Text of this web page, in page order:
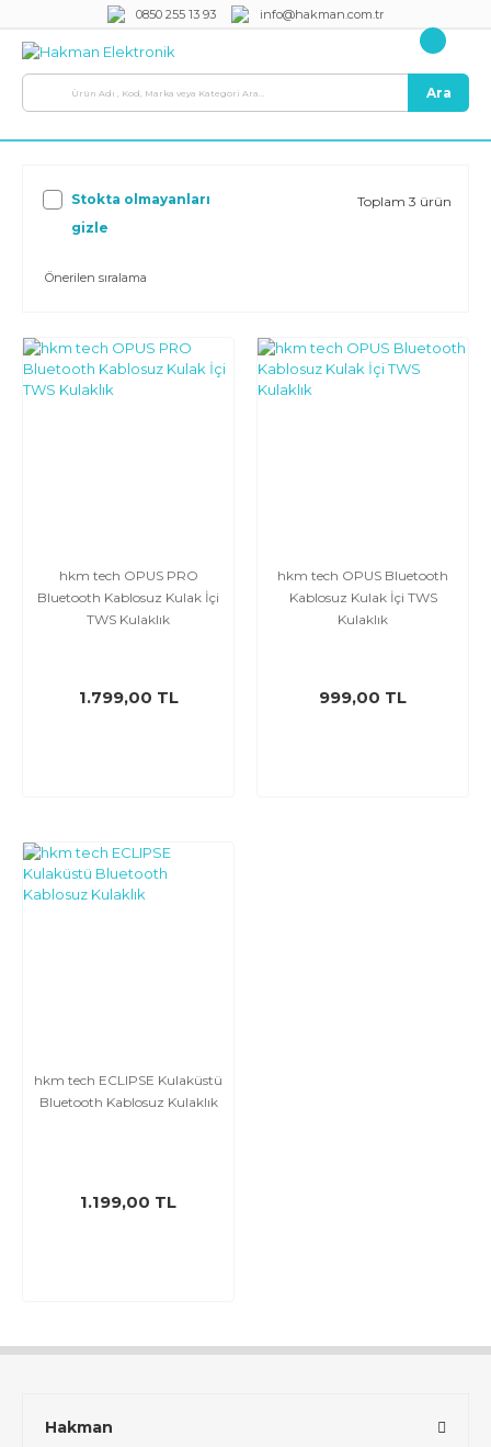
0850 255 13 93 info@hakman.com.tr
Ara
Stokta olmayanları
gizle
Toplam 3 ürün
hkm tech OPUS PRO
Bluetooth Kablosuz Kulak İçi
TWS Kulaklık
1.799,00 TL
hkm tech OPUS Bluetooth
Kablosuz Kulak İçi TWS
Kulaklık
999,00 TL
hkm tech ECLIPSE Kulaküstü
Bluetooth Kablosuz Kulaklık
1.199,00 TL
Hakman